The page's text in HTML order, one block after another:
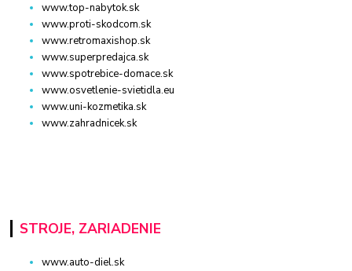
www.top-nabytok.sk
www.proti-skodcom.sk
www.retromaxishop.sk
www.superpredajca.sk
www.spotrebice-domace.sk
www.osvetlenie-svietidla.eu
www.uni-kozmetika.sk
www.zahradnicek.sk
STROJE, ZARIADENIE
www.auto-diel.sk